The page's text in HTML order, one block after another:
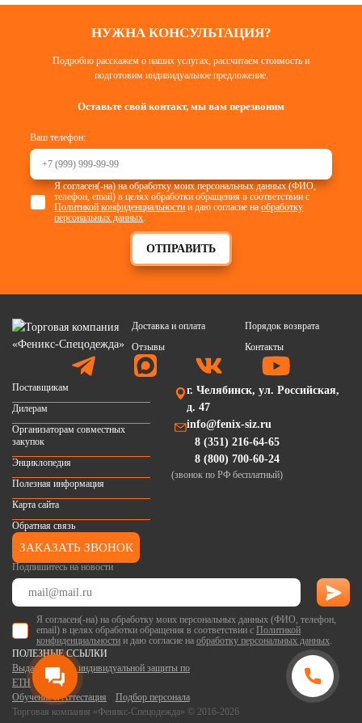
НУЖНА КОНСУЛЬТАЦИЯ?
Подробно расскажем о наших услугах, рассчитаем стоимость и
подготовим индивидуальное предложение.
Оставьте свой контакт, мы вам перезвоним
Ваш телефон:
ОТПРАВИТЬ
Я согласен(-на) на обработку моих персональных данных (ФИО,
телефон, email) в целях обработки обращения в соответствии с
Политикой конфиденциальности и даю согласие наобработку
персональных данных.
Доставка и оплата
Порядок возврата
Отзывы
Контакты
Подпишитесь на новости
Я согласен(-на) на обработку моих персональных данных (ФИО, телефон,
email) в целях обработки обращения в соответствии с Политикой
конфиденциальности и даю согласие на обработку персональных данных.
Торговая компания «Феникс-Спецодежда» © 2016-2026
Поставщикам
Дилерам
Организаторам совместных
закупок
Энциклопедия
Полезная информация
Карта сайта
Обратная связь
г. Челябинск, ул. Российская,
д. 47
info@fenix-siz.ru
8 (351) 216-64-65
8 (800) 700-60-24
(звонок по РФ бесплатный)
ЗАКАЗАТЬ ЗВОНОК
ПОЛЕЗНЫЕ ССЫЛКИ
Выдача средств индивидуальной защиты по
ЕТН
Обучение и Аттестация
Подбор персонала